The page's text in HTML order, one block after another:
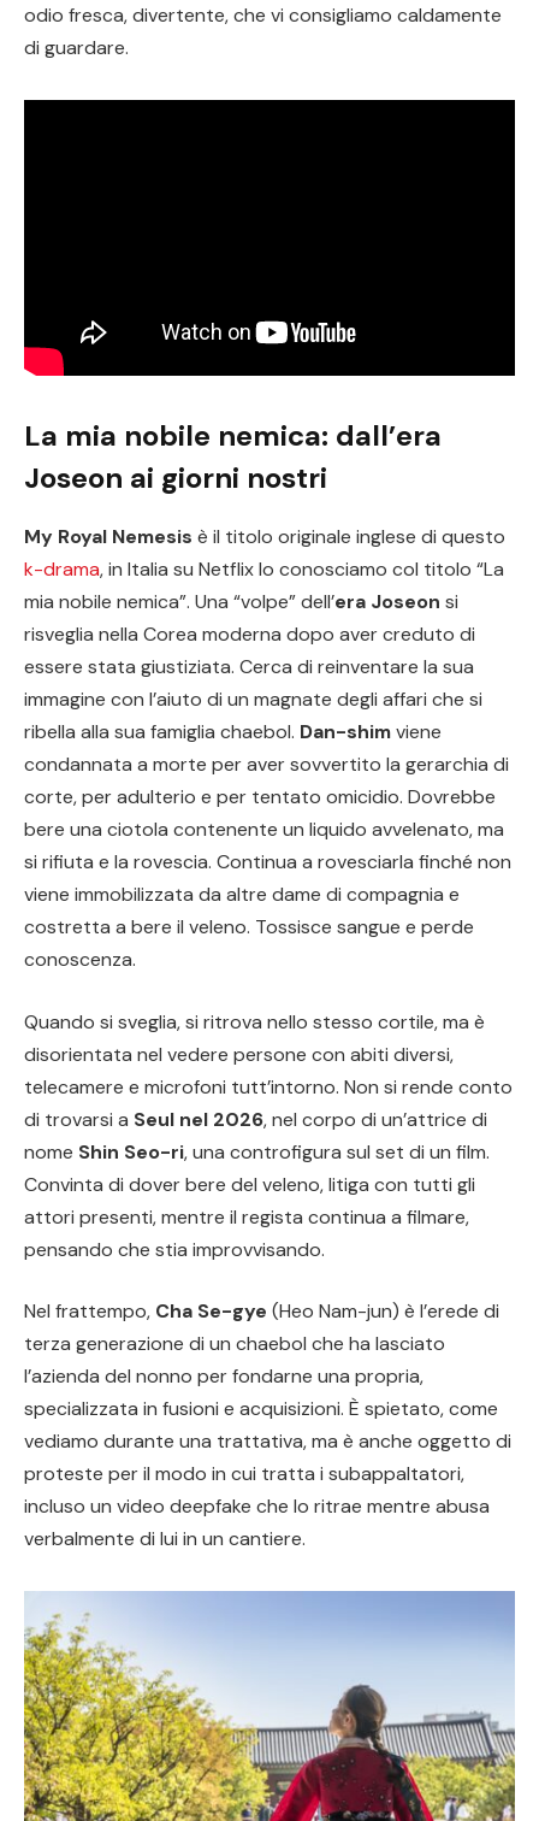
odio fresca, divertente, che vi consigliamo caldamente
di guardare.
La mia nobile nemica: dall’era
Joseon ai giorni nostri
My Royal Nemesis è il titolo originale inglese di questo
k-drama, in Italia su Netflix lo conosciamo col titolo “La
mia nobile nemica”. Una “volpe” dell’era Joseon si
risveglia nella Corea moderna dopo aver creduto di
essere stata giustiziata. Cerca di reinventare la sua
immagine con l’aiuto di un magnate degli affari che si
ribella alla sua famiglia chaebol. Dan-shimviene
condannata a morte per aver sovvertito la gerarchia di
corte, per adulterio e per tentato omicidio. Dovrebbe
bere una ciotola contenente un liquido avvelenato, ma
si rifiuta e la rovescia. Continua a rovesciarla finché non
viene immobilizzata da altre dame di compagnia e
costretta a bere il veleno. Tossisce sangue e perde
conoscenza.
Quando si sveglia, si ritrova nello stesso cortile, ma è
disorientata nel vedere persone con abiti diversi,
telecamere e microfoni tutt’intorno. Non si rende conto
di trovarsi a Seul nel 2026, nel corpo di un’attrice di
nome Shin Seo-ri, una controfigura sul set di un film.
Convinta di dover bere del veleno, litiga con tutti gli
attori presenti, mentre il regista continua a filmare,
pensando che stia improvvisando.
Nel frattempo, Cha Se-gye (Heo Nam-jun) è l’erede di
terza generazione di un chaebol che ha lasciato
l’azienda del nonno per fondarne una propria,
specializzata in fusioni e acquisizioni. È spietato, come
vediamo durante una trattativa, ma è anche oggetto di
proteste per il modo in cui tratta i subappaltatori,
incluso un video deepfake che lo ritrae mentre abusa
verbalmente di lui in un cantiere.